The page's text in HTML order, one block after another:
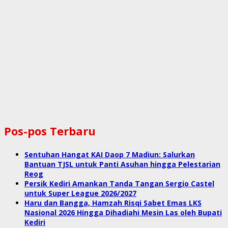
Pos-pos Terbaru
Sentuhan Hangat KAI Daop 7 Madiun: Salurkan
Bantuan TJSL untuk Panti Asuhan hingga Pelestarian
Reog
Persik Kediri Amankan Tanda Tangan Sergio Castel
untuk Super League 2026/2027
Haru dan Bangga, Hamzah Risqi Sabet Emas LKS
Nasional 2026 Hingga Dihadiahi Mesin Las oleh Bupati
Kediri